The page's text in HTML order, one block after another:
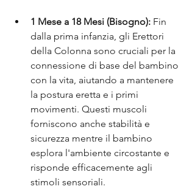
1 Mese a 18 Mesi (Bisogno): Fin
dalla prima infanzia, gli Erettori
della Colonna sono cruciali per la
connessione di base del bambino
con la vita, aiutando a mantenere
la postura eretta e i primi
movimenti. Questi muscoli
forniscono anche stabilità e
sicurezza mentre il bambino
esplora l'ambiente circostante e
risponde efficacemente agli
stimoli sensoriali.